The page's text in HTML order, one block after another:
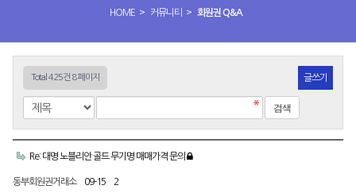
HOME > 커뮤니티 > 회원권 Q&A
Total 425건 8 페이지 글쓰기
Re: 대명 노블리안 골드 무기명 매매가격 문의
동부회원권거래소 09-15 2